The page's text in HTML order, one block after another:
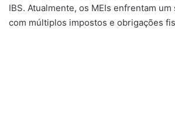
IBS. Atualmente, os MEIs enfrentam
com múltiplos impostos e obrigações